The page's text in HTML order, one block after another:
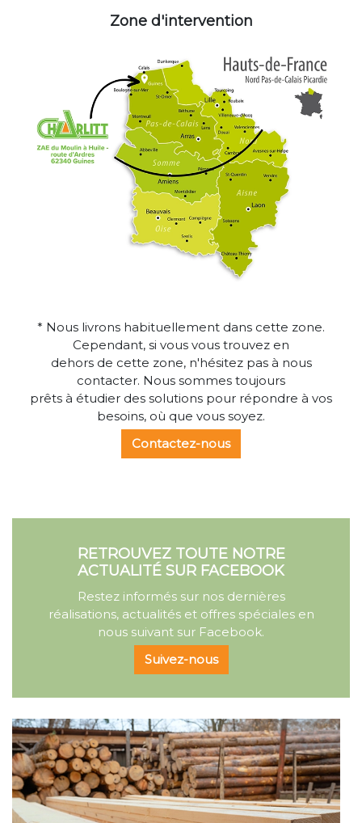
Zone d'intervention
* Nous livrons habituellement dans cette zone.
Cependant, si vous vous trouvez en
dehors de cette zone, n'hésitez pas à nous
contacter. Nous sommes toujours
prêts à étudier des solutions pour répondre à vos
besoins, où que vous soyez.
Contactez-nous
RETROUVEZ TOUTE NOTRE
ACTUALITÉ SUR FACEBOOK
Restez informés sur nos dernières
réalisations, actualités et offres spéciales en
nous suivant sur Facebook.
Suivez-nous